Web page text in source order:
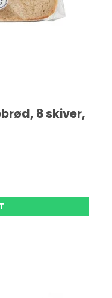
8 skiver,